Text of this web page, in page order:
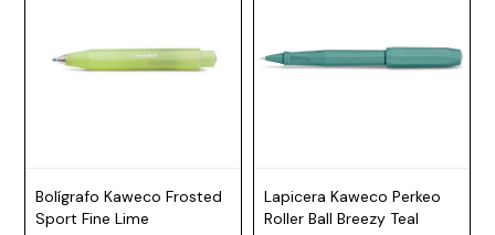
Bolígrafo Kaweco Frosted
Sport Fine Lime
Lapicera Kaweco Perkeo
Roller Ball Breezy Teal